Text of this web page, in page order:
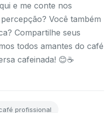
e me conte nos
Você também
Compartilhe seus
todos amantes do café
cafeinada! 😊☕
profissional